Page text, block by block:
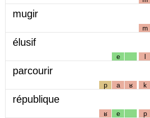
mugir
m
élusif
e l
parcourir
p a ʁ k
république
ʁ e p